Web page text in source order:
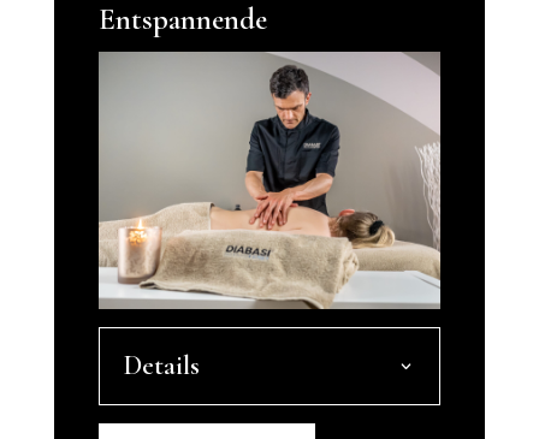
Entspannende
Details